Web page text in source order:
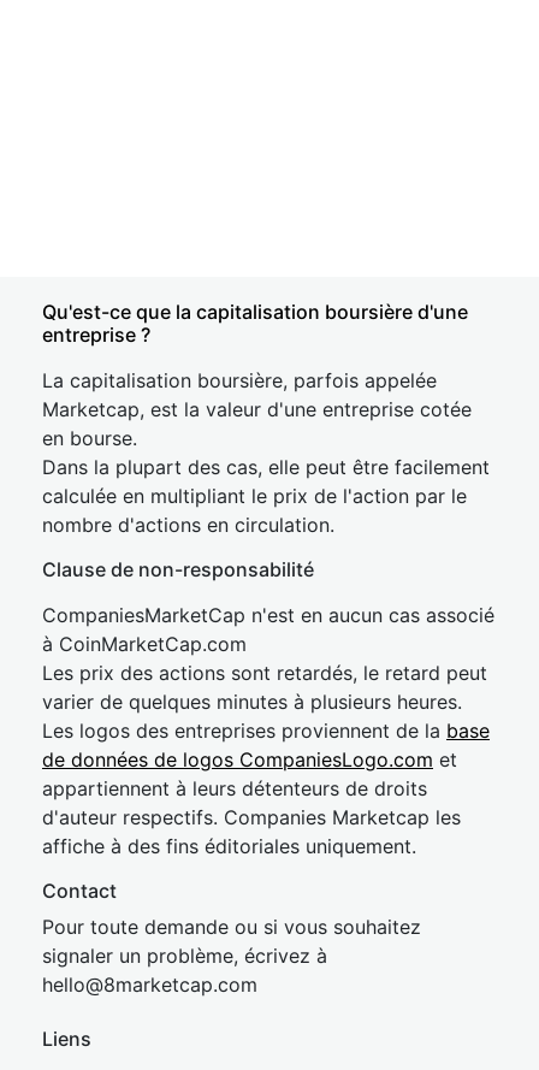
Qu'est-ce que la capitalisation boursière d'une
entreprise ?
La capitalisation boursière, parfois appelée
Marketcap, est la valeur d'une entreprise cotée
en bourse.
Dans la plupart des cas, elle peut être facilement
calculée en multipliant le prix de l'action par le
nombre d'actions en circulation.
Clause de non-responsabilité
CompaniesMarketCap n'est en aucun cas associé
à CoinMarketCap.com
Les prix des actions sont retardés, le retard peut
varier de quelques minutes à plusieurs heures.
Les logos des entreprises proviennent de la base
de données de logos CompaniesLogo.com et
appartiennent à leurs détenteurs de droits
d'auteur respectifs. Companies Marketcap les
affiche à des fins éditoriales uniquement.
Contact
Pour toute demande ou si vous souhaitez
signaler un problème, écrivez à
hello@8marketcap.com
Liens